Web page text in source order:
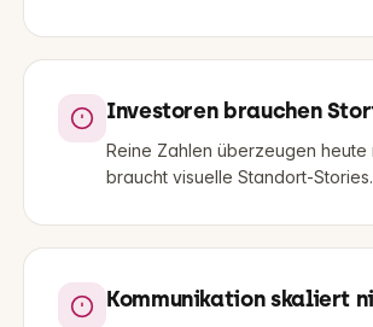
Investoren brauchen
Reine Zahlen überzeugen heute
braucht visuelle Standort-Stories.
Kommunikation skaliert